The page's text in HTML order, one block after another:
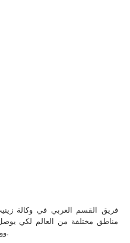
فريق القسم العربي في وكالة
مناطق مختلفة من العالم لكي
ووقع صدى الإنجيل الحي.